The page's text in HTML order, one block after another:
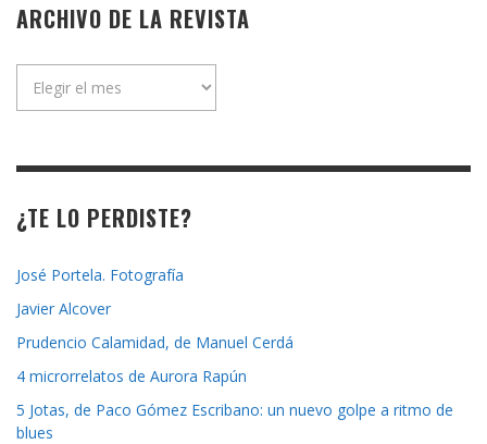
ARCHIVO DE LA REVISTA
¿TE LO PERDISTE?
José Portela. Fotografía
Javier Alcover
Prudencio Calamidad, de Manuel Cerdá
4 microrrelatos de Aurora Rapún
5 Jotas, de Paco Gómez Escribano: un nuevo golpe a ritmo de
blues